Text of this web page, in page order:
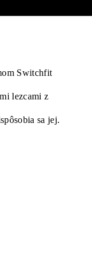
Switchfit
lezcami z
sa jej.